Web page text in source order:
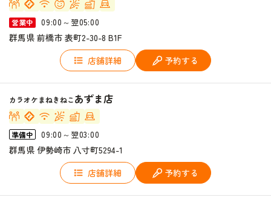
営業中 09:00～翌05:00
群馬県 前橋市 表町2-30-8 B1F
店舗詳細
予約する
カラオケまねきねこあずま店
準備中 09:00～翌03:00
群馬県 伊勢崎市 八寸町5294-1
店舗詳細
予約する